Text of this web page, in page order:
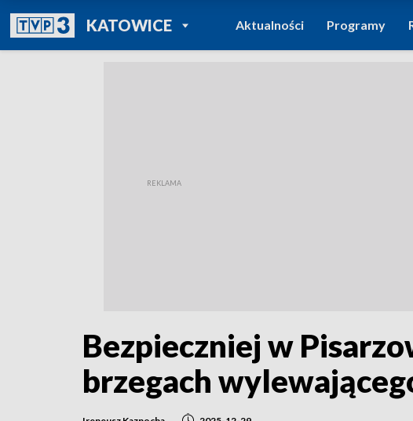
KATOWICEPOWRÓT DO
TVP REGIONY
Aktualności Programy
Bezpieczniej w
brzegach